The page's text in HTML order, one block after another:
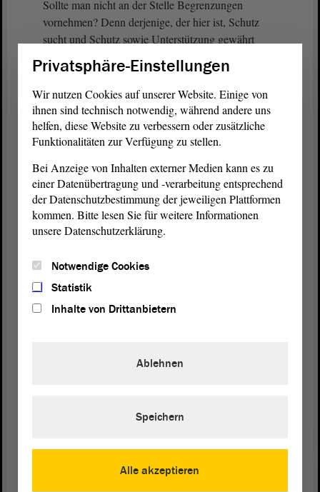
Sollte man nicht an der Stelle Begrenzungen
vornehmen? Denn derjenige, der hier ist, Schutz
sucht und Schutz sowie Unterstützung gewährt
Heimatstaaten unternehmen können. Hierauf lohnt
sich ein intensiverer Blick.
Meine sehr geehrten Damen und Herren! Ich will
die letzte Bemerkung in Richtung AfD anbringen.
immer Angst haben und dass das auch in Ihrer
Parteilinie liegt. Sie wollen gern den Dexit haben.
(Zustimmung von Felix Zietmann, AfD)
Ich weiß nicht, ob der noch so attraktiv erscheint,
Aber ich sage Ihnen ganz offen: Offene Grenzen in
Europa sind ein Fortschritt für uns, für den
Sachen! Das sind zwei Paar Schuhe!)
Wer die Festung Deutschland ausruft, der will uns
einfach nur schaden. - Vielen Dank.
Privatsphäre-Einstellungen
Wir nutzen Cookies auf unserer Website. Einige von
ihnen sind technisch notwendig, während andere uns
helfen, diese Website zu verbessern oder zusätzliche
Funktionalitäten zur Verfügung zu stellen.
Bei Anzeige von Inhalten externer Medien kann es zu
einer Datenübertragung und -verarbeitung entsprechend
der Datenschutzbestimmung der jeweiligen Plattformen
kommen. Bitte lesen Sie für weitere Informationen
unsere Datenschutzerklärung.
Notwendige Cookies
Statistik
Inhalte von Drittanbietern
Alle akzeptieren
Ablehnen
Speichern